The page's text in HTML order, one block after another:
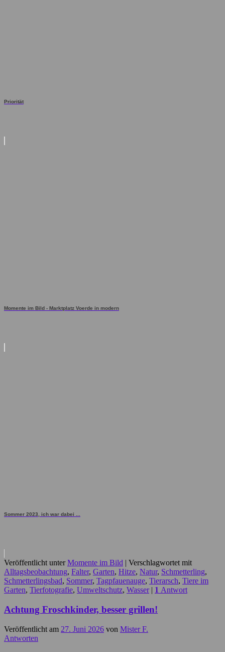
Priorität
Momente im Bild - Marktplatz Voerde in modern
Sommer 2023, ich war dabei ...
Veröffentlicht unter Momente im Bild | Verschlagwortet mit
Alltagsbeobachtung, Falter, Garten, Hitze, Natur, Schmetterling,
Schmetterlingsbad, Sommer, Tagpfauenauge, Tierarsch, Tiere im
Garten, Tierfotografie, Umweltschutz, Wasser | 1 Antwort
Achtung Froschkinder, besser grillen!
Veröffentlicht am 27. Juni 2026 von Mister F.
Antworten